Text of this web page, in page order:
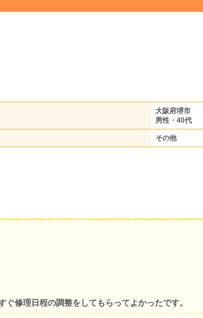
大阪府堺市
男性・40代
その他
修理日程の調整をしてもらってよかったです。